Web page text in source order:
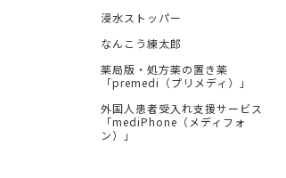
浸水ストッパー
なんこう練太郎
薬局版・処方薬の置き薬
「premedi（プリメディ）」
外国人患者受入れ支援サービス
「mediPhone（メディフォ
ン）」